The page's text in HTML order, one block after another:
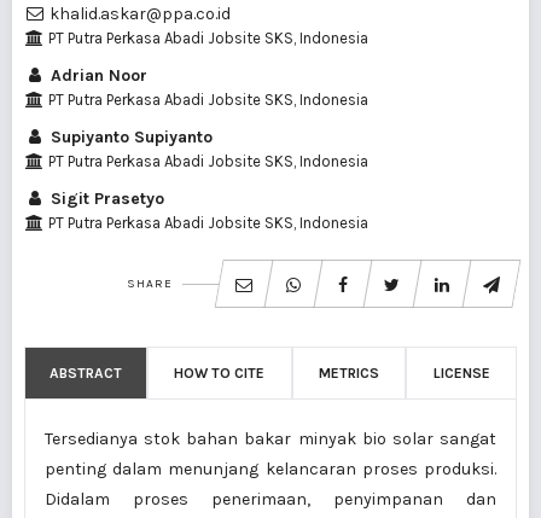
khalid.askar@ppa.co.id
PT Putra Perkasa Abadi Jobsite SKS, Indonesia
Adrian Noor
PT Putra Perkasa Abadi Jobsite SKS, Indonesia
Supiyanto Supiyanto
PT Putra Perkasa Abadi Jobsite SKS, Indonesia
Sigit Prasetyo
PT Putra Perkasa Abadi Jobsite SKS, Indonesia
SHARE
ABSTRACT HOW TO CITE METRICS LICENSE
Tersedianya stok bahan bakar minyak bio solar sangat
penting dalam menunjang kelancaran proses produksi.
Didalam proses penerimaan, penyimpanan dan